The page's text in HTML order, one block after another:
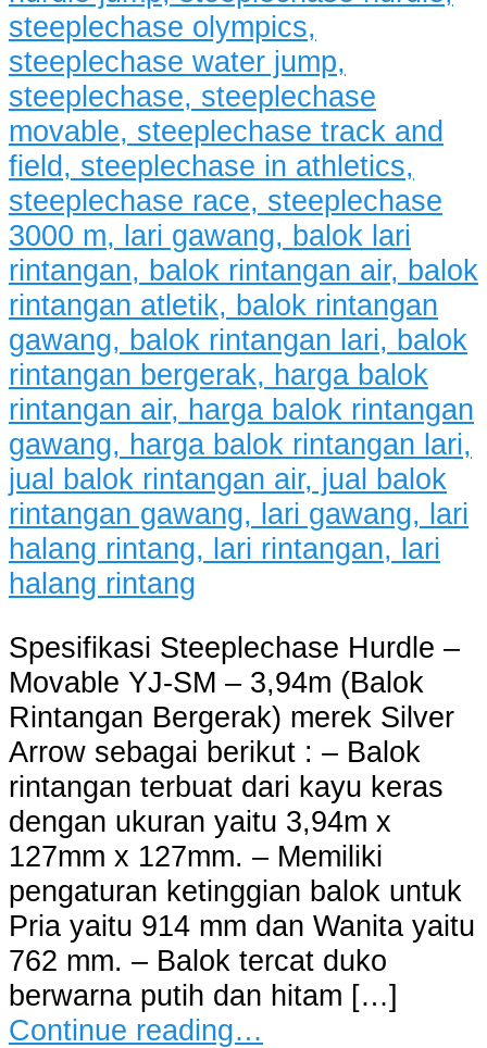
Spesifikasi Steeplechase Hurdle –
Movable YJ-SM – 3,94m (Balok
Rintangan Bergerak) merek Silver
Arrow sebagai berikut : – Balok
rintangan terbuat dari kayu keras
dengan ukuran yaitu 3,94m x
127mm x 127mm. – Memiliki
pengaturan ketinggian balok untuk
Pria yaitu 914 mm dan Wanita yaitu
762 mm. – Balok tercat duko
berwarna putih dan hitam […]
Continue reading…